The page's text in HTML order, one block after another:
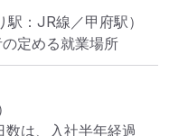
駅：JR線／甲府駅）
定める就業場所
は、入社半年経過